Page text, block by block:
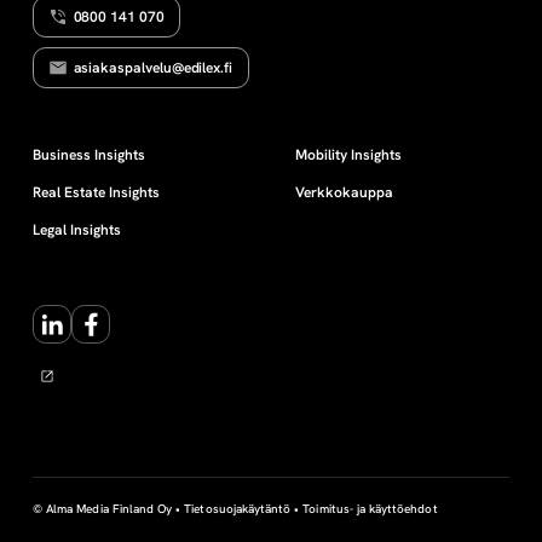
n
a
r
k
o
i
t
u
0800 141 070
asiakaspalvelu@edilex.fi
Business Insights
Real Estate Insights
Legal Insights
Mobility Insights
Verkkokauppa
LinkedInFacebook
© Alma Media Finland Oy •Tietosuojakäytäntö •Toimitus- ja käyttöehdot